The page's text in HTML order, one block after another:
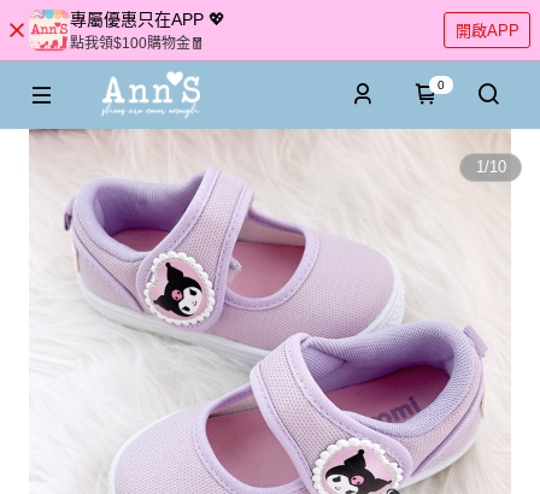
專屬優惠只在APP 💖
點我領$100購物金🧧
開啟APP
0
1/10